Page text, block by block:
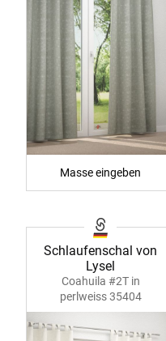
Masse eingeben
Schlaufenschal von
Lysel
Coahuila #2T in
perlweiss 35404